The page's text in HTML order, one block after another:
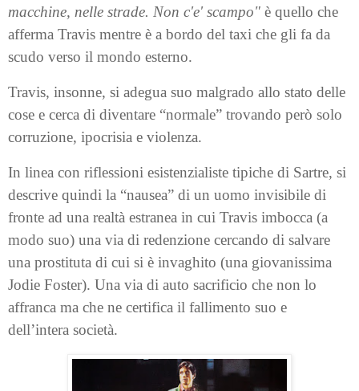
macchine, nelle strade. Non c'e' scampo" è quello che
afferma Travis mentre è a bordo del taxi che gli fa da
scudo verso il mondo esterno.
Travis, insonne, si adegua suo malgrado allo stato delle
cose e cerca di diventare “normale” trovando però solo
corruzione, ipocrisia e violenza.
In linea con riflessioni esistenzialiste tipiche di Sartre, si
descrive quindi la “nausea” di un uomo invisibile di
fronte ad una realtà estranea in cui Travis imbocca (a
modo suo) una via di redenzione cercando di salvare
una prostituta di cui si è invaghito (una giovanissima
Jodie Foster). Una via di auto sacrificio che non lo
affranca ma che ne certifica il fallimento suo e
dell’intera società.